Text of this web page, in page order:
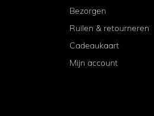
Bezorgen
Ruilen & retourneren
Cadeaukaart
Mijn account